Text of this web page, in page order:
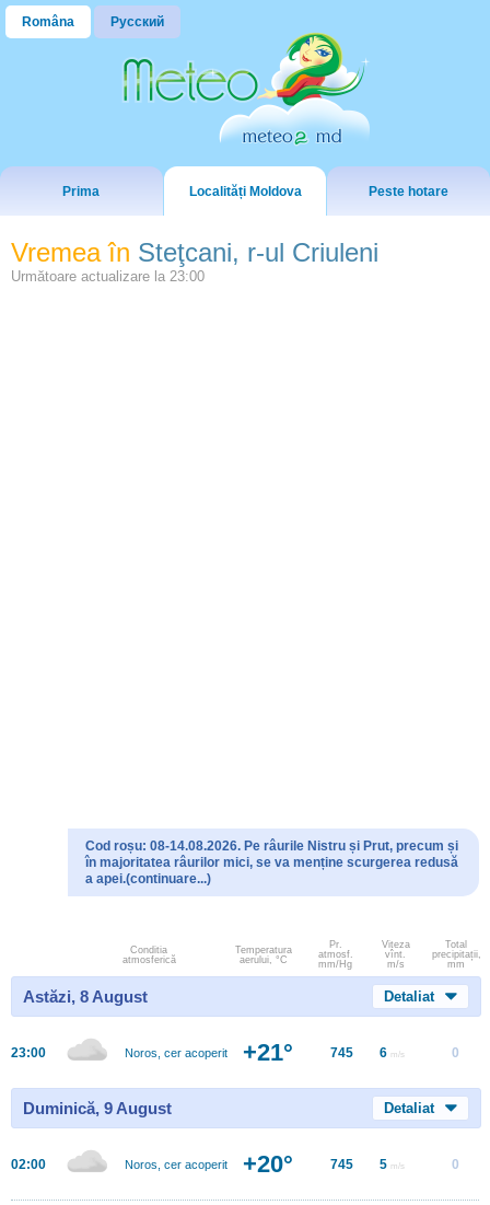
Româna Русский
Prima Localități Moldova Peste hotare
Vremea în Steţcani, r-ul Criuleni
Următoare actualizare la 23:00
Cod roșu: 08-14.08.2026. Pe râurile Nistru și Prut, precum și
în majoritatea râurilor mici, se va menține scurgerea redusă
a apei.(continuare...)
Conditia
atmosferică
Temperatura
aerului, °C
Pr.
atmosf.
mm/Hg
Viteza
vînt.
m/s
Total
precipitații,
mm
Astăzi, 8 August Detaliat
23:00 Noros, cer acoperit +21° 745 6 m/s 0
Duminică, 9 August Detaliat
02:00 Noros, cer acoperit +20° 745 5 m/s 0